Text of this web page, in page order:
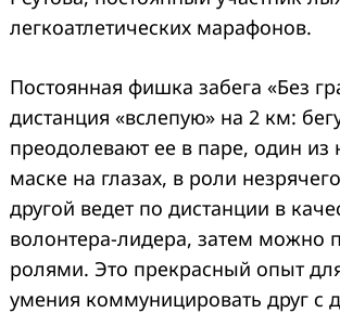
легкоатлетических марафонов.
Постоянная фишка забега «Без
дистанция «вслепую» на 2 км:
преодолевают ее в паре, один из
маске на глазах, в роли
другой ведет по дистанции в
волонтера-лидера, затем можно
ролями. Это прекрасный опыт
умения коммуницировать друг с